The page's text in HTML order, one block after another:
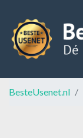
BesteUsenet.nl